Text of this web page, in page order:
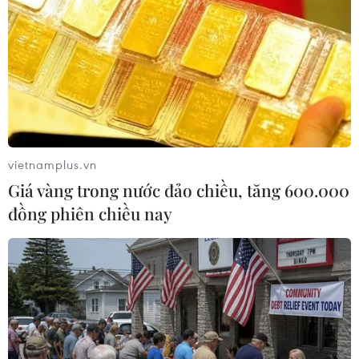
trên địa bàn xã Próh (huyện Đơn Dương, Lâm
Đồng) có nhiệm vụ tưới nước cho 515 ha rau
màu của 2 xã trong khu vực. Đây là một trong 5
hồ có sức chứa lớn nhất của tỉnh lâm Đồng
nhưng lại đang có nguy cơ mất an toàn nghiêm
trọng, cần được gia cố khắc phục khẩn cấp./.
vietnamplus.vn
Giá vàng trong nước đảo chiều, tăng 600.000
đồng phiên chiều nay